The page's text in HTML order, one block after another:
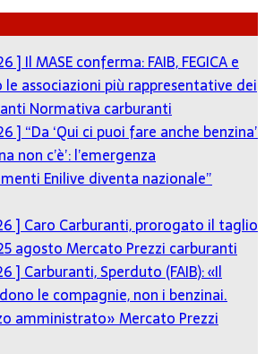
]Il MASE conferma: FAIB, FEGICA e
le associazioni più rappresentative dei
Normativa carburanti
]“Da ‘Qui ci puoi fare anche benzina’
non c’è’: l’emergenza
Enilive diventa nazionale”
]Caro Carburanti, prorogato il taglio
agostoMercato Prezzi carburanti
]Carburanti, Sperduto (FAIB): «Il
le compagnie, non i benzinai.
amministrato»Mercato Prezzi